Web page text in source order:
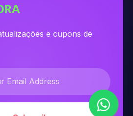
e cupons de